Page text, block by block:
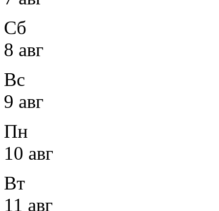
Сб
8 авг
Вс
9 авг
Пн
10 авг
Вт
11 авг